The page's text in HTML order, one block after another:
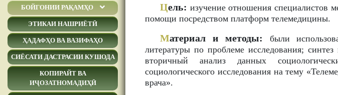
БОЙГОНИИ РАҚАМҲО
ЭТИКАИ НАШРИЁТӢ
ҲАДАФҲО ВА ВАЗИФАҲО
СИЁСАТИ ДАСТРАСИИ КУШОДА
КОПИРАЙТ ВА
ИҶОЗАТНОМАДИҲӢ
Цель: изучение отношения специалистов
помощи посредством платформ телемедицины.
Материал и методы:
были
литературы по проблеме исследования;
вторичный анализ данных
социологического исследования на тему
врача».